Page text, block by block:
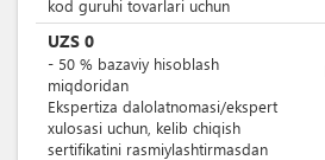
kod guruhi tovarlari uchun
UZS 0
- 50 % bazaviy hisoblash
miqdoridan
Ekspertiza dalolatnomasi/ekspert
xulosasi uchun, kelib chiqish
sertifikatini rasmiylashtirmasdan